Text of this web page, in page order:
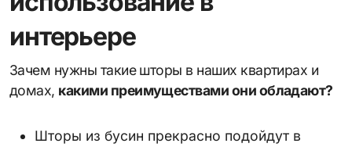
интерьере
Зачем нужны такие шторы в наших квартирах и
домах, какими преимуществами они обладают?
Шторы из бусин прекрасно подойдут в